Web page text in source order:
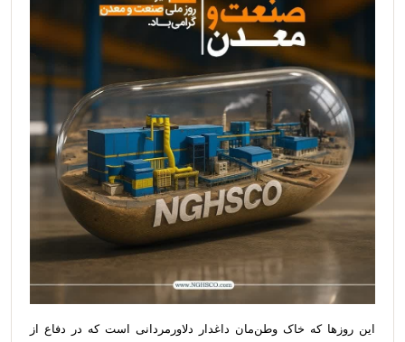
این روزها که خاک وطن‌مان داغدار دلاورمردانی است که در دفاع از